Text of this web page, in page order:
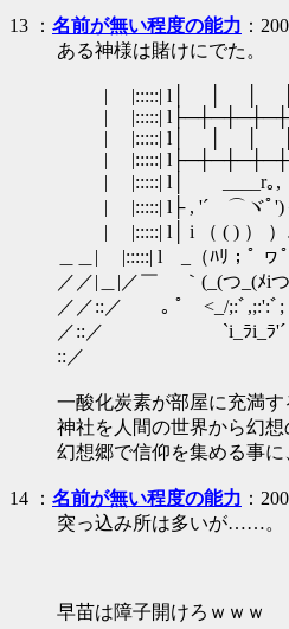
13 ： 名前が無い程度の能力 ：
ある神様は賭けにでた。
| |:::::| l│ │ │
| |:::::|
| |:::::| l│ │ │
| |:::::|
| |:::::| l│ ____r｡, │
| |:::::| l├ , '´ ⌒ヾﾟ')
| |:::::| l│ i （ ( ) ） ）
＿＿| |:::::| l _（ﾊﾘ；ﾟ ヮ
／／|＿|／￣ ｀(_(つ_(ﾒi
／／::／ ｡ ﾟ <_/;:ﾞ,;:':
／::／ `i_ﾗi_ﾗ'´
::
一酸化炭素が部屋に充満す
神社を人間の世界から幻想
幻想郷で信仰を集める事
14 ： 名前が無い程度の能力 ：
突っ込み所は多いが……。
早苗は障子開けろｗｗｗ